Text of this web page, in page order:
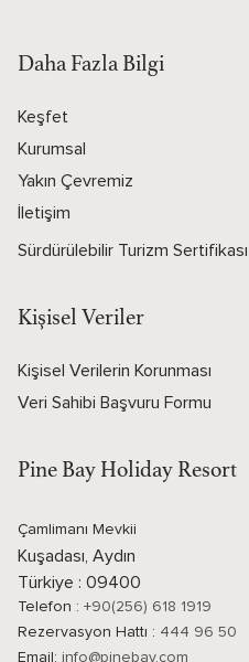
Daha Fazla Bilgi
Keşfet
Kurumsal
Yakın Çevremiz
İletişim
Sürdürülebilir Turizm Sertifikası
Kişisel Veriler
Kişisel Verilerin Korunması
Veri Sahibi Başvuru Formu
Pine Bay Holiday Resort
Çamlimanı Mevkii
Kuşadası, Aydın
Türkiye : 09400
Telefon : +90(256) 618 1919
Rezervasyon Hattı : 444 96 50
Email: info@pinebay.com